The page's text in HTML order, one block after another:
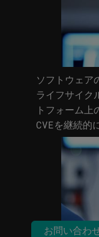
ソフトウェア
ライフサイ
トフォーム上
CVEを継続的
お問い合わ